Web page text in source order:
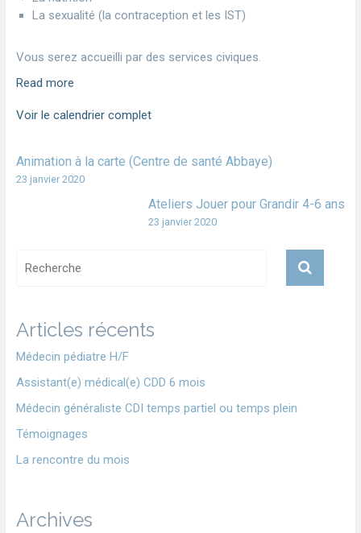
La sexualité (la contraception et les IST)
Vous serez accueilli par des services civiques.
Read more
Voir le calendrier complet
Animation à la carte (Centre de santé Abbaye)
23 janvier 2020
Ateliers Jouer pour Grandir 4-6 ans
23 janvier 2020
Articles récents
Médecin pédiatre H/F
Assistant(e) médical(e) CDD 6 mois
Médecin généraliste CDI temps partiel ou temps plein
Témoignages
La rencontre du mois
Archives